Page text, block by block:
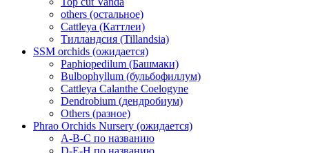
others (остальное)
Cattleya (Каттлеи)
Тилландсия (Tillandsia)
SSM orchids (ожидается)
Paphiopedilum (Башмаки)
Bulbophyllum (бульбофиллум)
Cattleya Calanthe Coelogyne
Dendrobium (дендробиум)
Others (разное)
Phrao Orchids Nursery (ожидается)
A-B-C по названию
D-E-H по названию